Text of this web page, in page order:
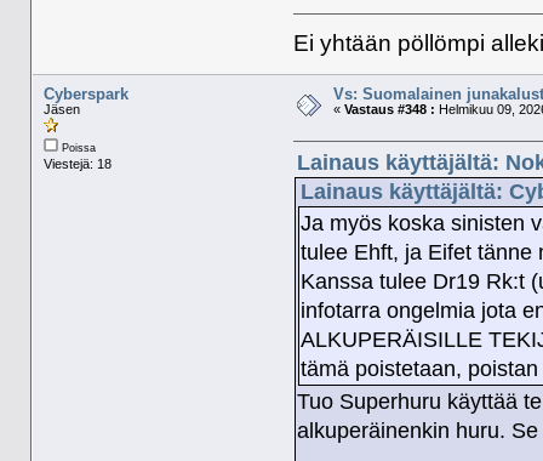
Ei yhtään pöllömpi
Cyberspark
Jäsen
Poissa
Viestejä: 18
Vs: Suomalainen
« Vastaus #348 : Helmikuu 09,
Lainaus käyttäjältä:
Lainaus käyttäjältä:
Ja myös koska sinisten
tulee Ehft, ja Eifet tänne
Kanssa tulee Dr19 Rk:t
infotarra ongelmia jota
ALKUPERÄISILLE
tämä poistetaan, poistan
Tuo Superhuru käyttää
alkuperäinenkin huru.